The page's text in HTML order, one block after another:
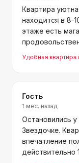
Квартира
находится в 8-
этаже есть
Спасибо
Удобная квартира
Гость
1 мес. назад
Остановились
Звездочке.
впечатление
действительно